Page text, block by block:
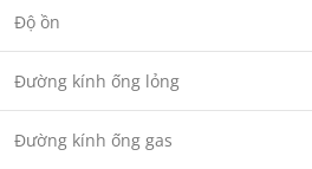
Độ ồn
Đường kính ống lỏng
Đường kính ống gas